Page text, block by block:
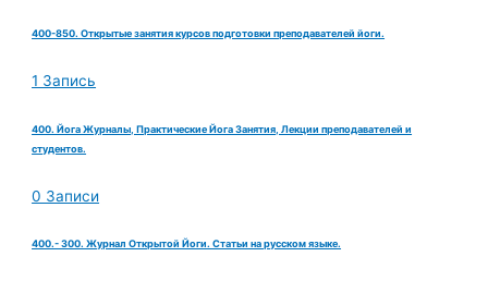
400-850. Открытые занятия курсов подготовки преподавателей йоги.
1 Запись
400. Йога Журналы, Практические Йога Занятия, Лекции преподавателей и
студентов.
0 Записи
400.- 300. Журнал Открытой Йоги. Статьи на русском языке.